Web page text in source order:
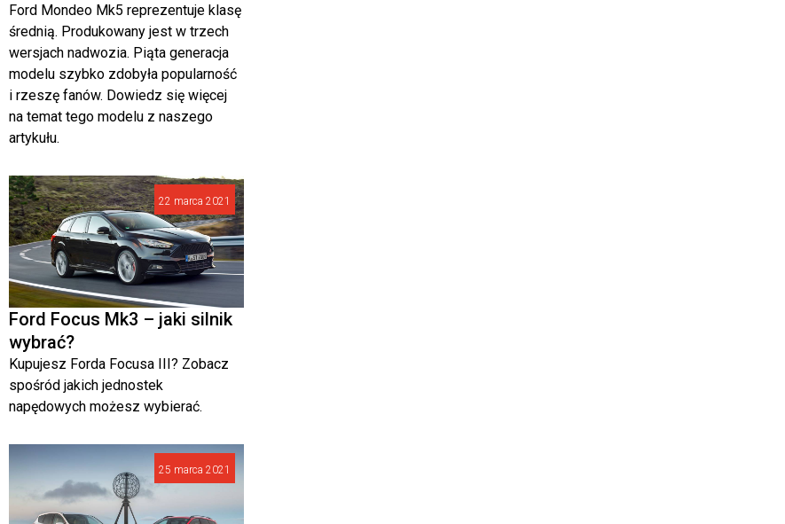
Ford Mondeo Mk5 reprezentuje klasę
średnią. Produkowany jest w trzech
wersjach nadwozia. Piąta generacja
modelu szybko zdobyła popularność
i rzeszę fanów. Dowiedz się więcej
na temat tego modelu z naszego
artykułu.
22 marca 2021
Ford Focus Mk3 – jaki silnik
wybrać?
Kupujesz Forda Focusa III? Zobacz
spośród jakich jednostek
napędowych możesz wybierać.
25 marca 2021